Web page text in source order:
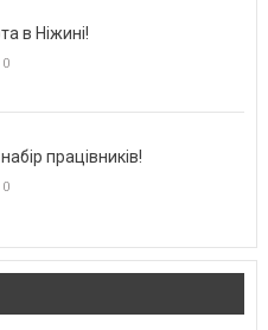
в Ніжині!
0
працівників!
0